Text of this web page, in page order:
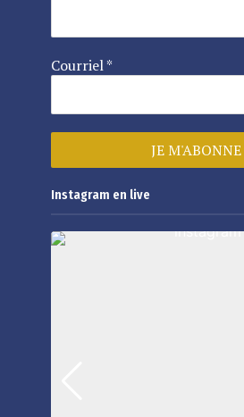
Courriel*
Instagram en live